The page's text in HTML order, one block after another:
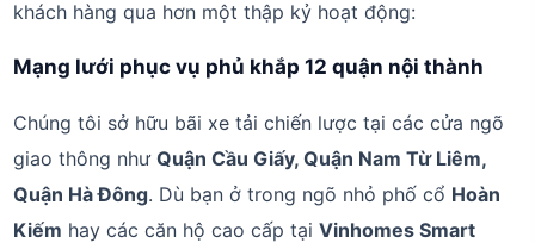
khách hàng qua hơn một thập kỷ hoạt động:
Mạng lưới phục vụ phủ khắp 12 quận nội thành
Chúng tôi sở hữu bãi xe tải chiến lược tại các cửa ngõ
giao thông nhưQuận Cầu Giấy, Quận Nam Từ Liêm,
Quận Hà Đông. Dù bạn ở trong ngõ nhỏ phố cổ Hoàn
Kiếm hay các căn hộ cao cấp tạiVinhomes Smart